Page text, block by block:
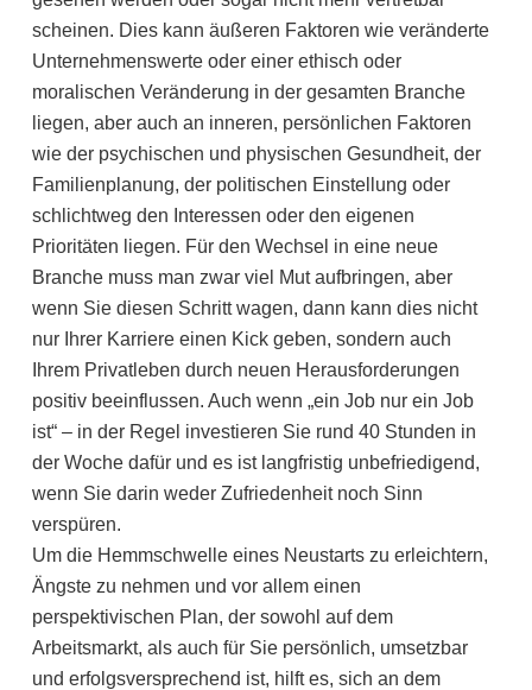
scheinen. Dies kann äußeren Faktoren wie veränderte
Unternehmenswerte oder einer ethisch oder
moralischen Veränderung in der gesamten Branche
liegen, aber auch an inneren, persönlichen Faktoren
wie der psychischen und physischen Gesundheit, der
Familienplanung, der politischen Einstellung oder
schlichtweg den Interessen oder den eigenen
Prioritäten liegen. Für den Wechsel in eine neue
Branche muss man zwar viel Mut aufbringen, aber
wenn Sie diesen Schritt wagen, dann kann dies nicht
nur Ihrer Karriere einen Kick geben, sondern auch
Ihrem Privatleben durch neuen Herausforderungen
positiv beeinflussen. Auch wenn „ein Job nur ein Job
ist“ – in der Regel investieren Sie rund 40 Stunden in
der Woche dafür und es ist langfristig unbefriedigend,
wenn Sie darin weder Zufriedenheit noch Sinn
verspüren.
Um die Hemmschwelle eines Neustarts zu erleichtern,
Ängste zu nehmen und vor allem einen
perspektivischen Plan, der sowohl auf dem
Arbeitsmarkt, als auch für Sie persönlich, umsetzbar
und erfolgsversprechend ist, hilft es, sich an dem